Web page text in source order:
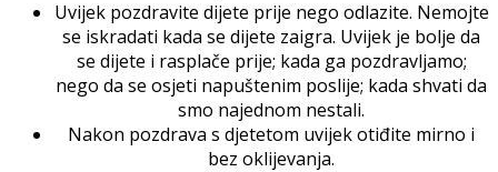
Uvijek pozdravite dijete prije nego odlazite. Nemojte
se iskradati kada se dijete zaigra. Uvijek je bolje da
se dijete i rasplače prije; kada ga pozdravljamo;
nego da se osjeti napuštenim poslije; kada shvati da
smo najednom nestali.
Nakon pozdrava s djetetom uvijek otiđite mirno i
bez oklijevanja.